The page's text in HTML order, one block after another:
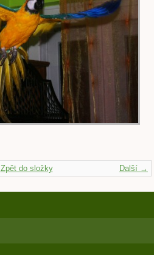
Další →
Zpět do složky